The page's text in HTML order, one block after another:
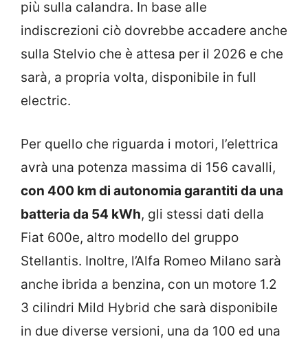
più sulla calandra. In base alle
indiscrezioni ciò dovrebbe accadere anche
sulla Stelvio che è attesa per il 2026 e che
sarà, a propria volta, disponibile in full
electric.
Per quello che riguarda i motori, l’elettrica
avrà una potenza massima di 156 cavalli,
con 400 km di autonomia garantiti da una
batteria da 54 kWh, gli stessi dati della
Fiat 600e, altro modello del gruppo
Stellantis. Inoltre, l’Alfa Romeo Milano sarà
anche ibrida a benzina, con un motore 1.2
3 cilindri Mild Hybrid che sarà disponibile
in due diverse versioni, una da 100 ed una